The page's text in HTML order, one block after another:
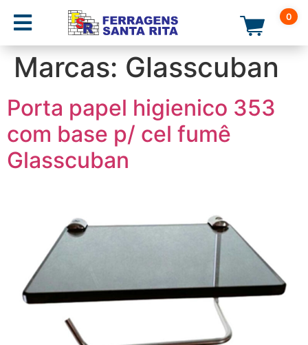
0
Marcas: Glasscuban
Porta papel higienico 353
com base p/ cel fumê
Glasscuban